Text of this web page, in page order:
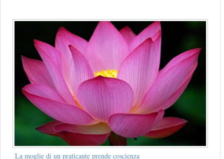
La moglie di un praticante prende coscienza